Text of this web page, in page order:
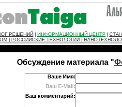
РЕШЕНИЙ ИНФОРМАЦИОННЫЙ ЦЕНТР
РОССИЙСКИЕ ТЕХНОЛОГИИ
Обсуждение материала "
Ваше Имя:
Ваш E-Mail:
Ваш комментарий: